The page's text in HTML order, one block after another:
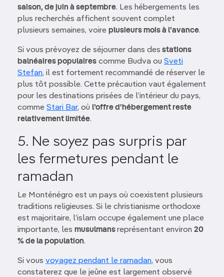
saison, de juin à septembre. Les hébergements les
plus recherchés affichent souvent complet
plusieurs semaines, voire plusieurs mois à l’avance.
Si vous prévoyez de séjourner dans des stations
balnéaires populaires comme Budva ou Sveti
Stefan, il est fortement recommandé de réserver le
plus tôt possible. Cette précaution vaut également
pour les destinations prisées de l’intérieur du pays,
comme Stari Bar, où l’offre d’hébergement reste
relativement limitée.
5. Ne soyez pas surpris par
les fermetures pendant le
ramadan
Le Monténégro est un pays où coexistent plusieurs
traditions religieuses. Si le christianisme orthodoxe
est majoritaire, l’islam occupe également une place
importante, les musulmansreprésentant environ 20
% de la population.
Si vous voyagez pendant le ramadan, vous
constaterez que le jeûne est largement observé